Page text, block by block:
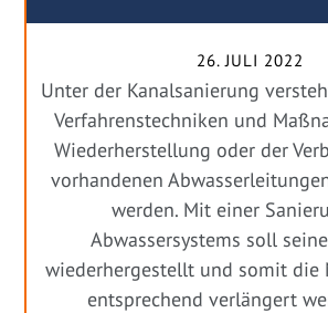
26. JULI 2022
Unter der Kanalsanierung
Verfahrenstechniken und
Wiederherstellung oder der
vorhandenen
werden. Mit einer
Abwassersystems soll
wiederhergestellt und somit die
entsprechend verlängert